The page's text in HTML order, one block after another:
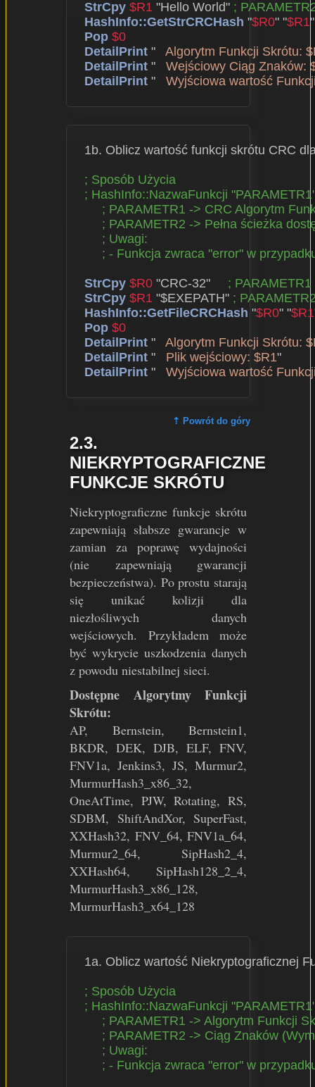
StrCpy $R1 "Hello World" ;
HashInfo::GetStrCRCHash "$R0" "$R1"
Pop $0
DetailPrint " Algorytm Funkcji Skrótu:
DetailPrint " Wejściowy Ciąg Znaków:
DetailPrint " Wyjściowa wartość
1b. Oblicz wartość funkcji skrótu CRC
; Sposób Użycia
; HashInfo::NazwaFunkcji
; PARAMETR1 -> CRC Algorytm
; PARAMETR2 -> Pełna ścieżka
; Uwagi:
; - Funkcja zwraca "error" w
StrCpy $R0 "CRC-32" ; PARAMETR1
StrCpy $R1 "$EXEPATH" ;
HashInfo::GetFileCRCHash "$R0" "$R1
Pop $0
DetailPrint " Algorytm Funkcji Skrótu:
DetailPrint " Plik wejściowy: $R1"
DetailPrint " Wyjściowa wartość
⇡ Powrót do góry
2.3.
NIEKRYPTOGRAFICZNE
FUNKCJE SKRÓTU
Niekryptograficzne funkcje skrótu
zapewniają słabsze gwarancje w
zamian za poprawę wydajności
(nie zapewniają gwarancji
bezpieczeństwa). Po prostu starają
się unikać kolizji dla
niezłośliwych danych
wejściowych. Przykładem może
być wykrycie uszkodzenia danych
z powodu niestabilnej sieci.
Dostępne Algorytmy Funkcji
Skrótu:
AP, Bernstein, Bernstein1,
BKDR, DEK, DJB, ELF, FNV,
FNV1a, Jenkins3, JS, Murmur2,
MurmurHash3_x86_32,
OneAtTime, PJW, Rotating, RS,
SDBM, ShiftAndXor, SuperFast,
XXHash32, FNV_64, FNV1a_64,
Murmur2_64, SipHash2_4,
XXHash64, SipHash128_2_4,
MurmurHash3_x86_128,
MurmurHash3_x64_128
1a. Oblicz wartość
; Sposób Użycia
; HashInfo::NazwaFunkcji
; PARAMETR1 -> Algorytm Funkcji
; PARAMETR2 -> Ciąg Znaków
; Uwagi:
; - Funkcja zwraca "error" w